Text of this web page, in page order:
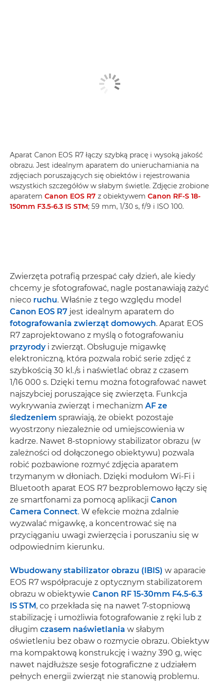
Aparat Canon EOS R7 łączy szybką pracę i wysoką jakość
obrazu. Jest idealnym aparatem do unieruchamiania na
zdjęciach poruszających się obiektów i rejestrowania
wszystkich szczegółów w słabym świetle. Zdjęcie zrobione
aparatem Canon EOS R7 z obiektywem Canon RF-S 18-
150mm F3.5-6.3 IS STM; 59 mm, 1/30 s, f/9 i ISO 100.
Zwierzęta potrafią przespać cały dzień, ale kiedy
chcemy je sfotografować, nagle postanawiają zażyć
nieco ruchu. Właśnie z tego względu model
Canon EOS R7 jest idealnym aparatem do
fotografowania zwierząt domowych. Aparat EOS
R7 zaprojektowano z myślą o fotografowaniu
przyrodyi zwierząt. Obsługuje migawkę
elektroniczną, która pozwala robić serie zdjęć z
szybkością 30 kl./s i naświetlać obraz z czasem
1/16 000 s. Dzięki temu można fotografować nawet
najszybciej poruszające się zwierzęta. Funkcja
wykrywania zwierząt i mechanizm AF ze
śledzeniem sprawiają, że obiekt pozostaje
wyostrzony niezależnie od umiejscowienia w
kadrze. Nawet 8-stopniowy stabilizator obrazu (w
zależności od dołączonego obiektywu) pozwala
robić pozbawione rozmyć zdjęcia aparatem
trzymanym w dłoniach. Dzięki modułom Wi-Fi i
Bluetooth aparat EOS R7 bezproblemowo łączy się
ze smartfonami za pomocą aplikacji Canon
Camera Connect. W efekcie można zdalnie
wyzwalać migawkę, a koncentrować się na
przyciąganiu uwagi zwierzęcia i poruszaniu się w
odpowiednim kierunku.
Wbudowany stabilizator obrazu (IBIS) w aparacie
EOS R7 współpracuje z optycznym stabilizatorem
obrazu w obiektywie Canon RF 15-30mm F4.5-6.3
IS STM, co przekłada się na nawet 7-stopniową
stabilizację i umożliwia fotografowanie z ręki lub z
długim czasem naświetlania w słabym
oświetleniu bez obaw o rozmycie obrazu. Obiektyw
ma kompaktową konstrukcję i ważny 390 g, więc
nawet najdłuższe sesje fotograficzne z udziałem
pełnych energii zwierząt nie stanowią problemu.